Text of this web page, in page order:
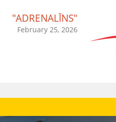
"ADRENALĪNS"
February 25, 2026